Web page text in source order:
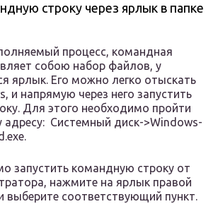
строку через ярлык в папке
процесс, командная
собою набор файлов, у
ярлык. Его можно легко отыскать
и напрямую через него запустить
Для этого необходимо пройти
Системный диск->Windows-
запустить командную строку от
нажмите на ярлык правой
выберите соответствующий пункт.